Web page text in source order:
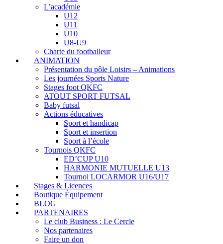
L’académie
U12
U11
U10
U8-U9
Charte du footballeur
ANIMATION
Présentation du pôle Loisirs – Animations
Les journées Sports Nature
Stages foot QKFC
ATOUT SPORT FUTSAL
Baby futsal
Actions éducatives
Sport et handicap
Sport et insertion
Sport à l’école
Tournois QKFC
ED’CUP U10
HARMONIE MUTUELLE U13
Tournoi LOCARMOR U16/U17
Stages & Licences
Boutique Équipement
BLOG
PARTENAIRES
Le club Business : Le Cercle
Nos partenaires
Faire un don